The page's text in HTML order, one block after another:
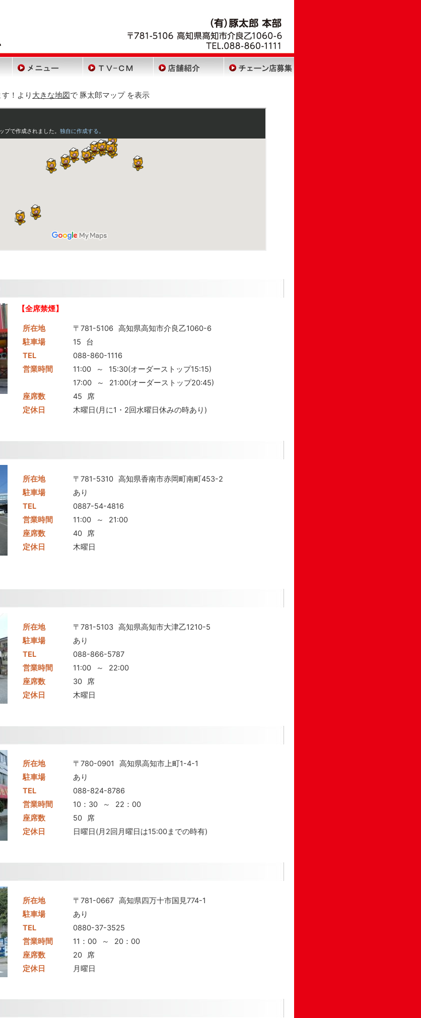
ージ
豚太郎とはメニューTV・CM店舗紹介
！より 大きな地図で 豚太郎マップ を表示
【全席禁煙】
所在地 〒781-5106 高知県高知市介良乙1060-6
駐車場
15
台
TEL
088-860-1116
営業時間
11:00 ～
15:30(オーダーストップ15:15)
17:00
～
21:00(オーダーストップ20:45)
座席数
45
席
定休日
木曜日(月に1・2回水曜日休みの時あり)
所在地 〒781-5310 高知県香南市赤岡町南町453-2
駐車場
あり
TEL
0887-54-4816
営業時間
11:00 ～
21:00
座席数
40
席
定休日
木曜日
所在地 〒781-5103 高知県高知市大津乙1210-5
駐車場
あり
TEL
088-866-5787
営業時間
11:00 ～
22:00
座席数
30
席
定休日
木曜日
所在地 〒780-0901
高知県高知市上町1-4-1
駐車場
あり
TEL
088-824-8786
営業時間
10：30 ～
22：00
座席数
50
席
定休日
日曜日(月2回月曜日は15:00までの時有)
所在地 〒781-0667 高知県四万十市国見774-1
駐車場
あり
TEL
0880-37-3525
営業時間
11：00 ～
20：00
座席数
20
席
定休日
月曜日